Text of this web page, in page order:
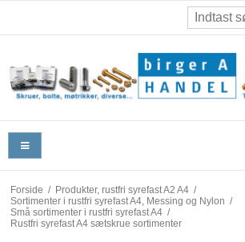
Forside / Produkter, rustfri syrefast A2 A4 /
Sortimenter i rustfri syrefast A4, Messing og Nylon /
Små sortimenter i rustfri syrefast A4 /
Rustfri syrefast A4 sætskrue sortimenter